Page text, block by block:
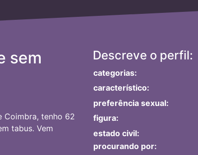
sem
Coimbra, tenho 62
tabus. Vem
Descreve o perfil:
categorias:
característico:
preferência sexual:
figura:
estado civil:
procurando por: